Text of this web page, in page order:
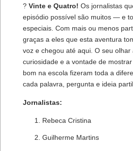
? Vinte e Quatro! Os jornalistas
episódio possível são muitos — e
especiais. Com mais ou menos
graças a eles que esta aventura
voz e chegou até aqui. O seu olhar
curiosidade e a vontade de
bom na escola fizeram toda a
cada palavra, pergunta e ideia
Jornalistas:
Rebeca Cristina
Guilherme Martins